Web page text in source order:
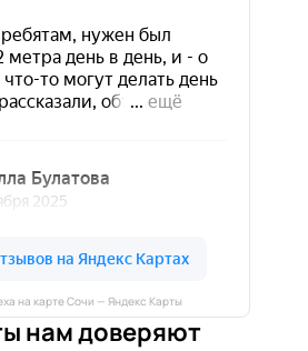
на карте Сочи — Яндекс Карты
нам доверяют